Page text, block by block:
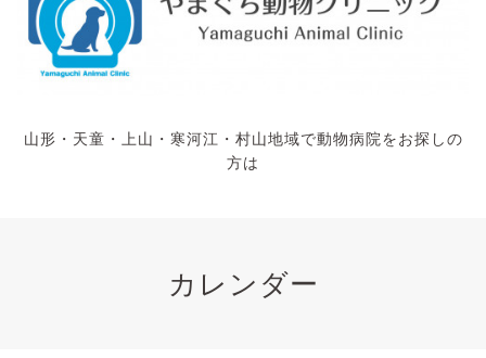
山形・天童・上山・寒河江・村山地域で動物病院をお探しの
方は
カレンダー